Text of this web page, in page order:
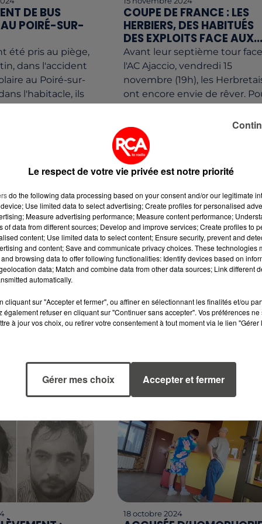
DE BUS
POIRÉ-SUR-
été pris au piège,
dans l'accident
au Poiré-sur-
l'habitacle, ils
COUPE DE FRANCE : LES
HERBIERS, DES HABITUÉS
DES EXPLOITS FACE AUX...
Avant leur septième tour
l'AC Ajaccio, vendredi 15
novembre (19h), les
ont encore envie de rêver.
DANS LA
IDÉES DE
FRISSONNER
envahit la
ambiance
30 octobre 2024
COUPE DE FRANCE : QUEL
TIRAGE AU SORT POUR
Le tirage au sort du 7ème
de la Coupe de France a eu
18 octobre 2024
Le respect de votre vie privée est notre priorité
do the following data processing based on your consent and/or our legitimate
Use limited data to select advertising; Create profiles for personalised
Measure advertising performance; Measure content performance;
of data from different sources; Develop and improve services; Create profiles to
content; Use limited data to select content; Ensure security, prevent and
and content; Save and communicate privacy choices. These technologies
browsing data to offer following functionalities: Identify devices based on
data; Match and combine data from other data sources; Link different
automatically.
cliquant sur "Accepter et fermer", ou affiner en sélectionnant les finalités et/ou
également refuser en cliquant sur "Continuer sans accepter". Vos préférences
à jour vos choix, ou retirer votre consentement à tout moment via le lien
Gérer mes choix Accepter et fermer